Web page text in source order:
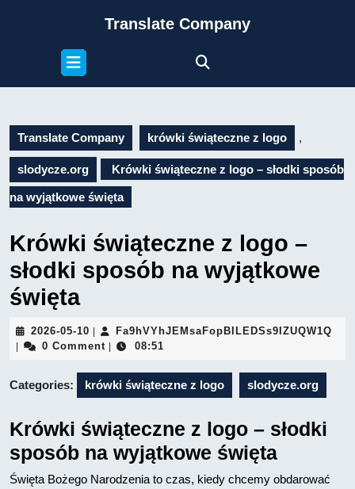
Translate Company
Open
Button
Translate Company krówki świąteczne z logo ,
slodycze.org Krówki świąteczne z logo – słodki sposób
na wyjątkowe święta
Krówki świąteczne z logo –
słodki sposób na wyjątkowe
święta
2026-05-10 2026-
05-
Fa9hVYhJEMsaFopBILEDSs9IZUQW1Q
0 Comment 08:51
Categories: krówki świąteczne z logo slodycze.org
Krówki świąteczne z logo – słodki
sposób na wyjątkowe święta
Święta Bożego Narodzenia to czas, kiedy chcemy obdarować